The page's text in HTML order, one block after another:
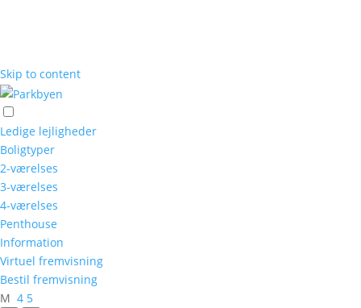
Skip to content
Ledige lejligheder
Boligtyper
2-værelses
3-værelses
4-værelses
Penthouse
Information
Virtuel fremvisning
Bestil fremvisning
M 4 5